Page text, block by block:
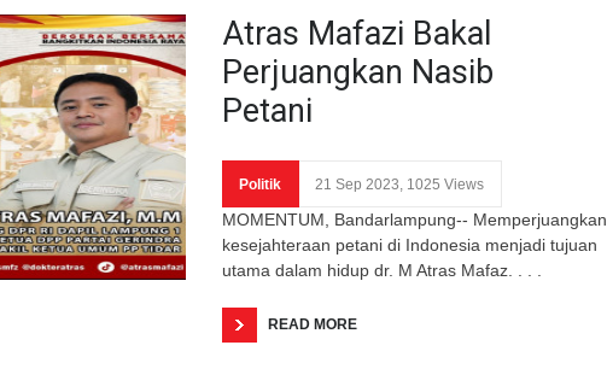
Atras Mafazi Bakal
Perjuangkan Nasib
Petani
Politik 21 Sep 2023, 1025 Views
MOMENTUM, Bandarlampung-- Memperjuangkan
kesejahteraan petani di Indonesia menjadi tujuan
utama dalam hidup dr. M Atras Mafaz. . . .
READ MORE